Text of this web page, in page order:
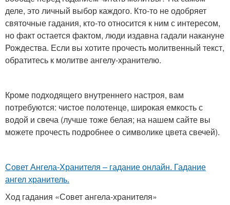
деле, это личный выбор каждого. Кто-то не одобряет
святочные гадания, кто-то относится к ним с интересом,
но факт остается фактом, люди издавна гадали накануне
Рождества. Если вы хотите прочесть молитвенный текст,
обратитесь к молитве ангелу-хранителю.
Кроме подходящего внутреннего настроя, вам
потребуются: чистое полотенце, широкая емкость с
водой и свеча (лучше тоже белая; на нашем сайте вы
можете прочесть подробнее о символике цвета свечей).
Совет Ангела-Хранителя – гадание онлайн. Гадание
ангел хранитель.
Ход гадания «Совет ангела-хранителя»